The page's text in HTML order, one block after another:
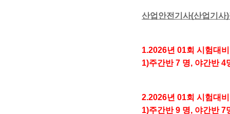
산업안전기사(산업기사
1.2026년 01회 시험대
1)주간반 7 명, 야간반 4
2.2026년 01회 시험대
1)주간반 9 명, 야간반 7